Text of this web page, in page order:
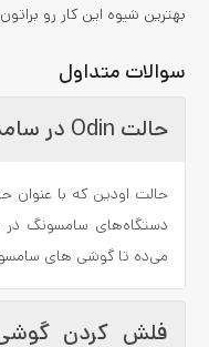
بهترین شیوه این کار رو
سوالات متداول
حالت Odin در سامسونگ چیه؟
حالت اودین که با عنوان
دستگاه‌های سامسونگ
می‌ده تا گوشی های
فلش کردن گوشی